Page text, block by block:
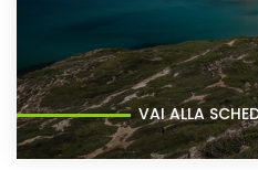
VAI ALLA